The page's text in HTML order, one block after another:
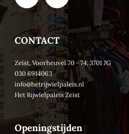
CONTACT
Zeist, Voorheuvel 70 - 74, 3701 JG
030 6914063
info@hetrijwielpaleis.nl
Het Rijwielpaleis Zeist
Openingstijden